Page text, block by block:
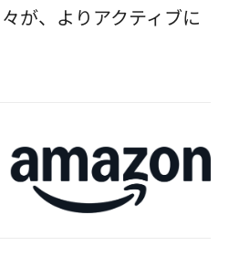
が、よりアクティブに